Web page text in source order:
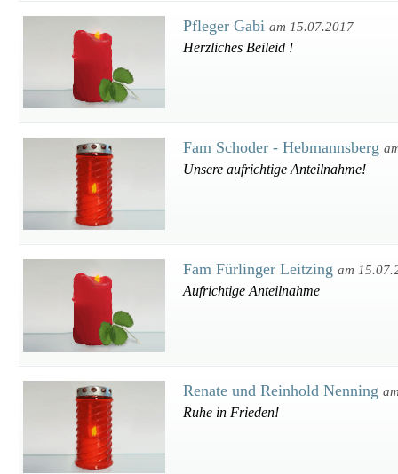
Pfleger Gabi am 15.07.2017
Herzliches Beileid !
Fam Schoder - Hebmannsberg
Unsere aufrichtige Anteilnahme!
Fam Fürlinger Leitzing am
Aufrichtige Anteilnahme
Renate und Reinhold Nenning
Ruhe in Frieden!